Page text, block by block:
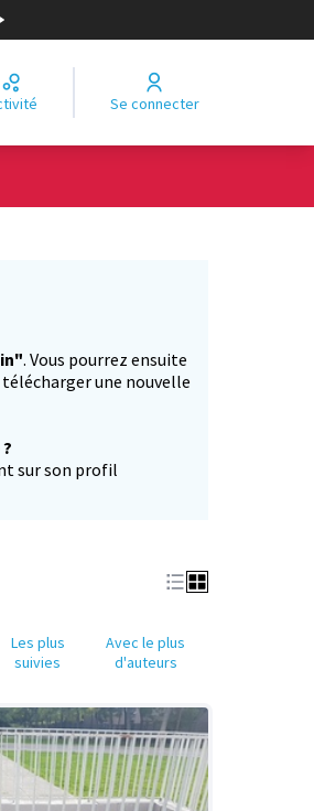
Se connecter
. Vous pourrez ensuite
une nouvelle
sur son profil
Les plus
suivies
Avec le plus
d'auteurs